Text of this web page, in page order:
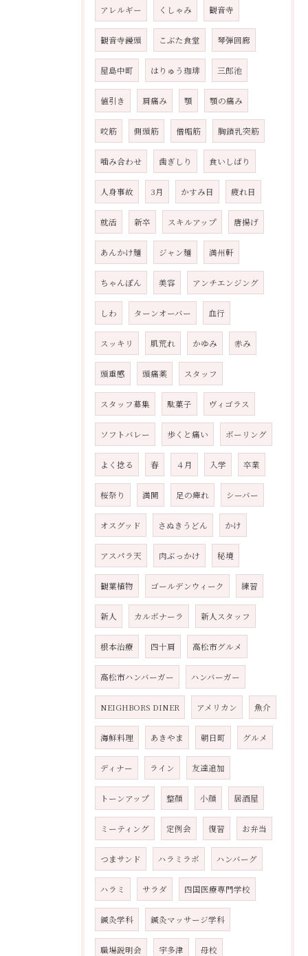
アレルギー くしゃみ 観音寺
観音寺饅頭 こぶた食堂 琴弾回廊
屋島中町 はりゅう珈琲 三郎池
値引き 肩痛み 顎 顎の痛み
咬筋 側頭筋 僧帽筋 胸鎖乳突筋
噛み合わせ 歯ぎしり 食いしばり
人身事故 3月 かすみ目 疲れ目
就活 新卒 スキルアップ 唐揚げ
あんかけ麺 ジャン麺 満州軒
ちゃんぽん 美容 アンチエンジング
しわ ターンオーバー 血行
スッキリ 肌荒れ かゆみ 赤み
頭重感 頭痛薬 スタッフ
スタッフ募集 駄菓子 ヴィゴラス
ソフトバレー 歩くと痛い ボーリング
よく捻る 春 ４月 入学 卒業
桜祭り 満開 足の痺れ シーバー
オスグッド さぬきうどん かけ
アスパラ天 肉ぶっかけ 秘境
観葉植物 ゴールデンウィーク 練習
新人 カルボナーラ 新人スタッフ
根本治療 四十肩 高松市グルメ
高松市ハンバーガー ハンバーガー
NEIGHBORS DINER アメリカン 魚介
海鮮料理 あきやま 朝日町 グルメ
ディナー ライン 友達追加
トーンアップ 整顏 小顔 居酒屋
ミーティング 定例会 復習 お弁当
つまサンド ハラミラボ ハンバーグ
ハラミ サラダ 四国医療専門学校
鍼灸学科 鍼灸マッサージ学科
職場説明会 宇多津 母校